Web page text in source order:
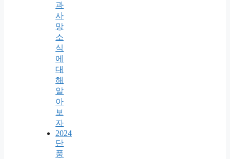
과
사
망
소
식
에
대
해
알
아
보
자
2024
단
풍